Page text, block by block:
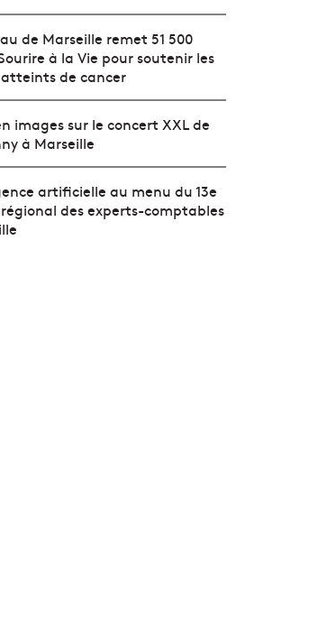
de Marseille remet 51 500
à la Vie pour soutenir les
de cancer
images sur le concert XXL de
à Marseille
artificielle au menu du 13e
des experts-comptables